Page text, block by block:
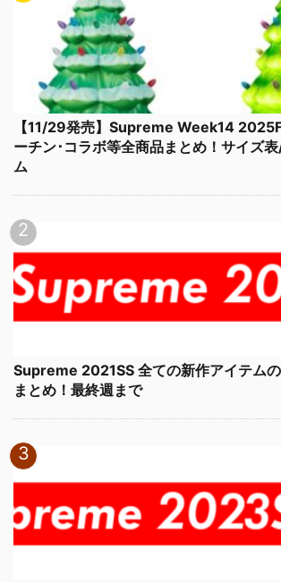
【11/29発売】Supreme Week14
ーチン･コラボ等全商品まとめ！サイズ
ム
Supreme 2021SS 全ての新作アイテム
まとめ！最終週まで